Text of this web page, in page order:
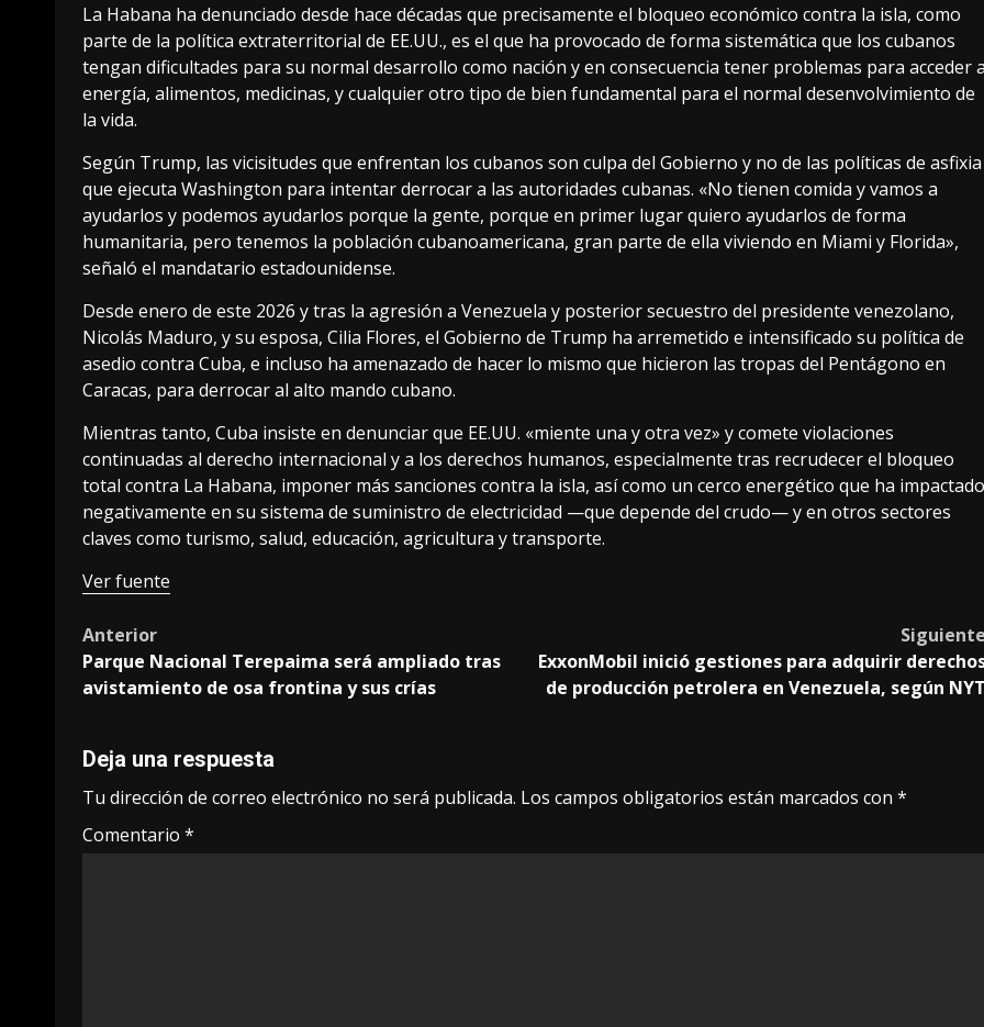
La Habana ha denunciado desde hace décadas que precisamente el bloqueo económico contra la isla, como
parte de la política extraterritorial de EE.UU., es el que ha provocado de forma sistemática que los cubanos
tengan dificultades para su normal desarrollo como nación y en consecuencia tener problemas para acceder
energía, alimentos, medicinas, y cualquier otro tipo de bien fundamental para el normal desenvolvimiento de
la vida.
Según Trump, las vicisitudes que enfrentan los cubanos son culpa del Gobierno y no de las políticas de asfixia
que ejecuta Washington para intentar derrocar a las autoridades cubanas. «No tienen comida y vamos a
ayudarlos y podemos ayudarlos porque la gente, porque en primer lugar quiero ayudarlos de forma
humanitaria, pero tenemos la población cubanoamericana, gran parte de ella viviendo en Miami y Florida»,
señaló el mandatario estadounidense.
Desde enero de este 2026 y tras la agresión a Venezuela y posterior secuestro del presidente venezolano,
Nicolás Maduro, y su esposa, Cilia Flores, el Gobierno de Trump ha arremetido e intensificado su política de
asedio contra Cuba, e incluso ha amenazado de hacer lo mismo que hicieron las tropas del Pentágono en
Caracas, para derrocar al alto mando cubano.
Mientras tanto, Cuba insiste en denunciar que EE.UU. «miente una y otra vez» y comete violaciones
continuadas al derecho internacional y a los derechos humanos, especialmente tras recrudecer el bloqueo
total contra La Habana, imponer más sanciones contra la isla, así como un cerco energético que ha impactado
negativamente en su sistema de suministro de electricidad —que depende del crudo— y en otros sectores
claves como turismo, salud, educación, agricultura y transporte.
Ver fuente
Post
navigation
Anterior
Parque Nacional Terepaima será ampliado tras
avistamiento de osa frontina y sus crías
ExxonMobil inició gestiones para adquirir
de producción petrolera en Venezuela, según
Deja una respuesta
Tu dirección de correo electrónico no será publicada. Los campos obligatorios están marcados con *
Comentario *